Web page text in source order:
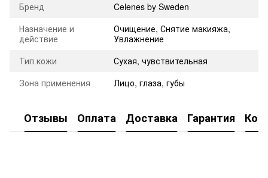
Бренд
Celenes by Sweden
Назначение и
действие
Очищение, Снятие макияжа,
Увлажнение
Тип кожи
Сухая, чувствительная
Зона применения
Лицо, глаза, губы
Отзывы Оплата Доставка Гарантия